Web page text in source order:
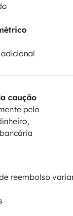
caução
pelo
reembolso